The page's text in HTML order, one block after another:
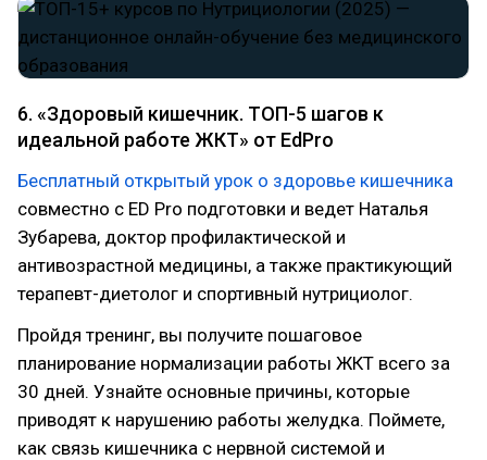
6. «Здоровый кишечник. ТОП-5 шагов к
идеальной работе ЖКТ» от EdPro
Бесплатный открытый урок о здоровье кишечника
совместно с ED Pro подготовки и ведет Наталья
Зубарева, доктор профилактической и
антивозрастной медицины, а также практикующий
терапевт-диетолог и спортивный нутрициолог.
Пройдя тренинг, вы получите пошаговое
планирование нормализации работы ЖКТ всего за
30 дней. Узнайте основные причины, которые
приводят к нарушению работы желудка. Поймете,
как связь кишечника с нервной системой и